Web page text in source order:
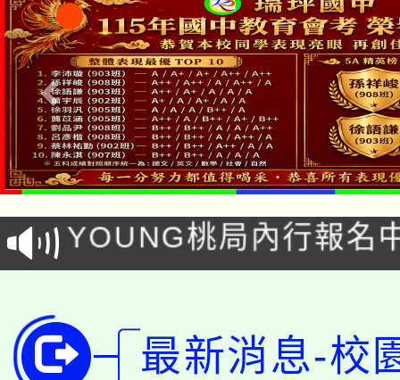
「本色祭」8/29、30在
場熱烈登場!
8/21下午1時於龍潭區
徵才活動。
YOUNG桃局內行報名
局官網。
8月14至27日，桃園電
開!
田徑場及游泳池舉行。
桃園市低收入戶享有免
最新消息-校